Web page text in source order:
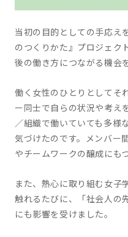
当初の目的としての手応え
のつくりかた』プロジェク
後の働き方につながる機会
働く女性のひとりとしてそ
ー同士で自らの状況や考え
／組織で働いていても多様
気づけたのです。メンバー
やチームワークの醸成にも
また、熱心に取り組む女子
触れるたびに、「社会人の
にも影響を受けました。